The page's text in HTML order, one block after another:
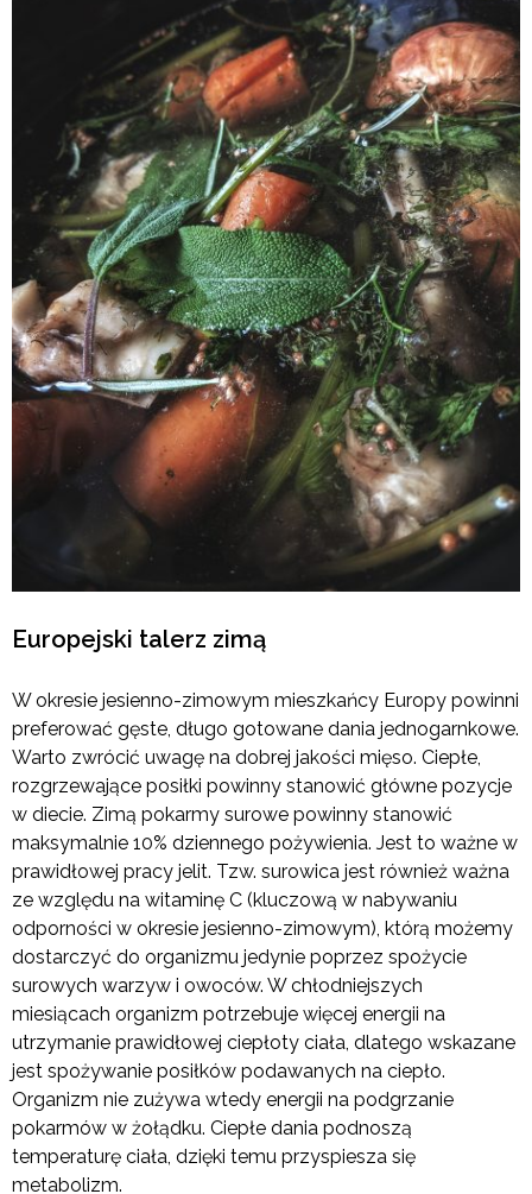
Europejski talerz zimą
W okresie jesienno-zimowym mieszkańcy Europy powinni
preferować gęste, długo gotowane dania jednogarnkowe.
Warto zwrócić uwagę na dobrej jakości mięso. Ciepłe,
rozgrzewające posiłki powinny stanowić główne pozycje
w diecie. Zimą pokarmy surowe powinny stanowić
maksymalnie 10% dziennego pożywienia. Jest to ważne w
prawidłowej pracy jelit. Tzw. surowica jest również ważna
ze względu na witaminę C (kluczową w nabywaniu
odporności w okresie jesienno-zimowym), którą możemy
dostarczyć do organizmu jedynie poprzez spożycie
surowych warzyw i owoców. W chłodniejszych
miesiącach organizm potrzebuje więcej energii na
utrzymanie prawidłowej ciepłoty ciała, dlatego wskazane
jest spożywanie posiłków podawanych na ciepło.
Organizm nie zużywa wtedy energii na podgrzanie
pokarmów w żołądku. Ciepłe dania podnoszą
temperaturę ciała, dzięki temu przyspiesza się
metabolizm.